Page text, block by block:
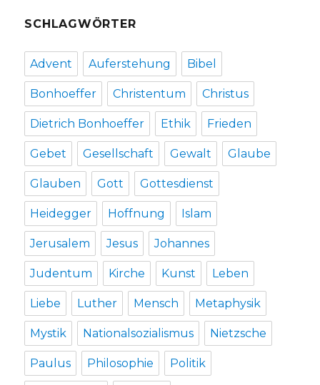
SCHLAGWÖRTER
Advent Auferstehung Bibel
Bonhoeffer Christentum Christus
Dietrich Bonhoeffer Ethik Frieden
Gebet Gesellschaft Gewalt Glaube
Glauben Gott Gottesdienst
Heidegger Hoffnung Islam
Jerusalem Jesus Johannes
Judentum Kirche Kunst Leben
Liebe Luther Mensch Metaphysik
Mystik Nationalsozialismus Nietzsche
Paulus Philosophie Politik